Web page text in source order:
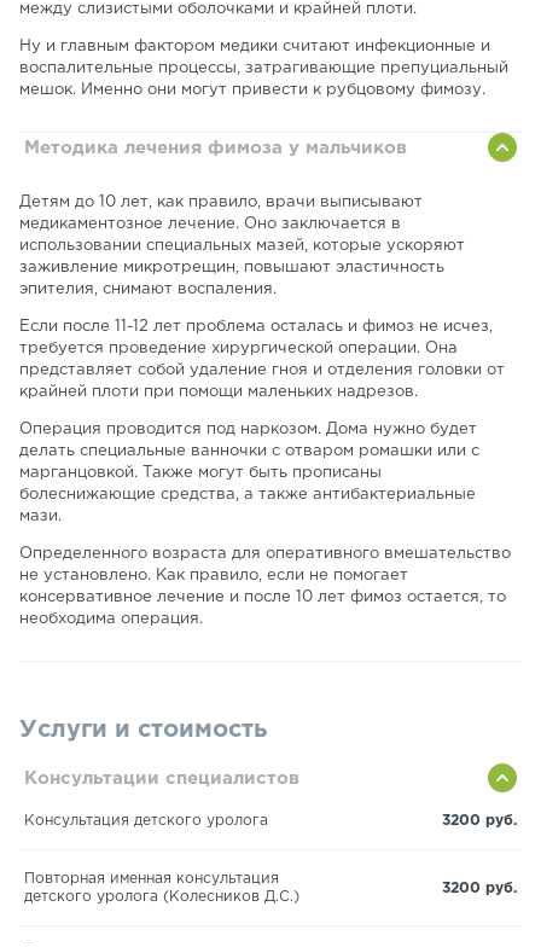
между слизистыми оболочками и крайней плоти.
Ну и главным фактором медики считают инфекционные и
воспалительные процессы, затрагивающие препуциальный
мешок. Именно они могут привести к рубцовому фимозу.
Методика лечения фимоза у мальчиков
Детям до 10 лет, как правило, врачи выписывают
медикаментозное лечение. Оно заключается в
использовании специальных мазей, которые ускоряют
заживление микротрещин, повышают эластичность
эпителия, снимают воспаления.
Если после 11-12 лет проблема осталась и фимоз не исчез,
требуется проведение хирургической операции. Она
представляет собой удаление гноя и отделения головки от
крайней плоти при помощи маленьких надрезов.
Операция проводится под наркозом. Дома нужно будет
делать специальные ванночки с отваром ромашки или с
марганцовкой. Также могут быть прописаны
болеснижающие средства, а также антибактериальные
мази.
Определенного возраста для оперативного вмешательство
не установлено. Как правило, если не помогает
консервативное лечение и после 10 лет фимоз остается, то
необходима операция.
Услуги и стоимость
Консультации специалистов
Консультация детского уролога 3200 руб.
Повторная именная консультация
детского уролога (Колесников Д.С.)
3200 руб.